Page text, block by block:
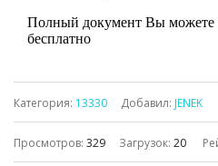
Полный документ Вы можете
бесплатно
Категория: 13330 Добавил: JENEK
Просмотров: 329 Загрузок: 20